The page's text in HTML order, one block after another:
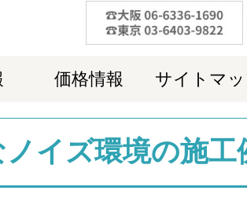
価格情報 サイトマ
イズ環境の施工